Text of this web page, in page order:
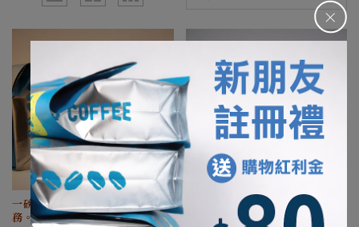
＋
一磅包裝商品，無小包裝/分裝服
務。
一磅包裝商品，無小包裝/分裝服